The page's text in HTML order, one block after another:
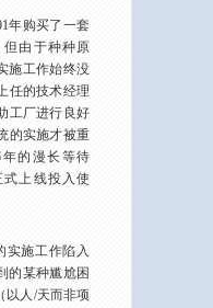
购买了一套
但由于种种原
施工作始终没
任的技术经理
工厂进行良好
的实施才被重
的漫长等待
式上线投入使
施工作陷入
的某种尴尬困
以人/天而非项